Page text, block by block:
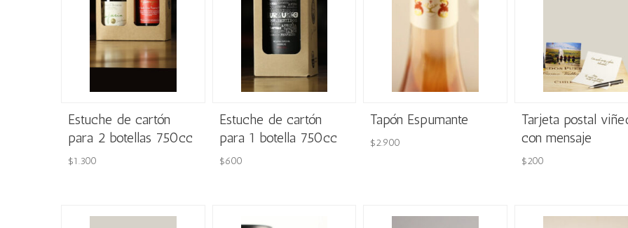
Estuche de cartón
para 2 botellas 750cc
$1.300
Estuche de cartón
para 1 botella 750cc
$600
Tapón Espumante
$2.900
Tarjeta postal
con mensaje
$200